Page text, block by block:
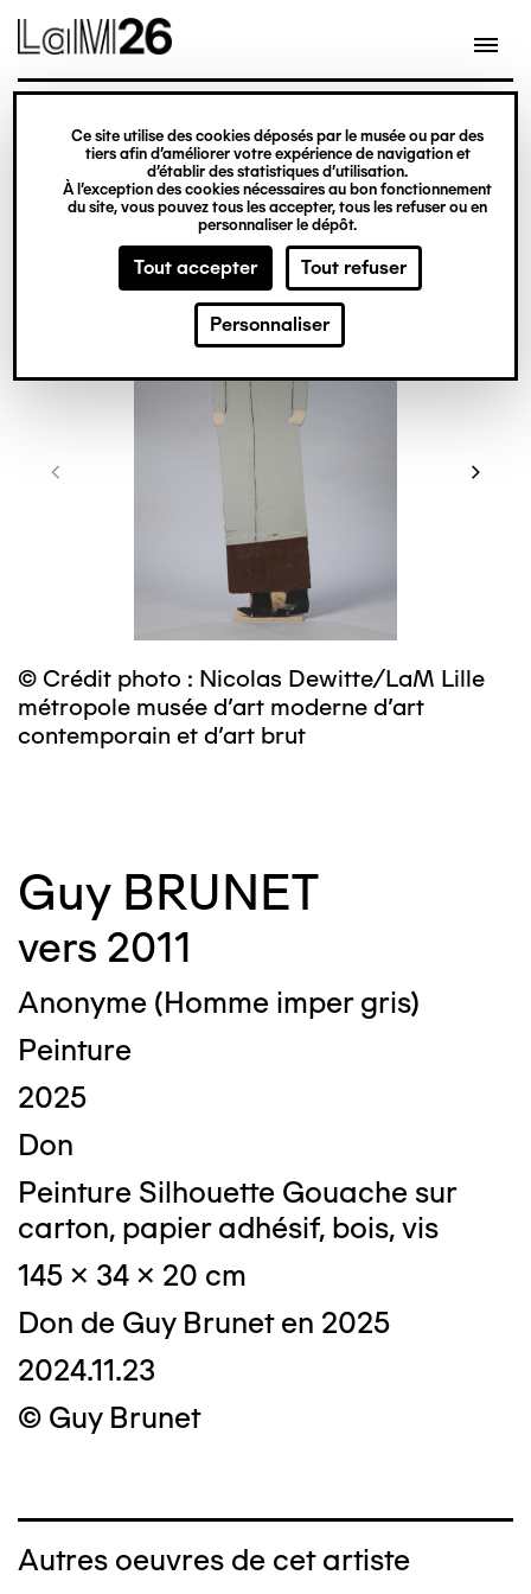
Gestion des cookies
Ce site utilise des cookies déposés par le musée ou par des
tiers afin d’améliorer votre expérience de navigation et
d’établir des statistiques d’utilisation.
À l’exception des cookies nécessaires au bon fonctionnement
du site, vous pouvez tous les accepter, tous les refuser ou en
personnaliser le dépôt.
Tout accepter Tout refuser
Personnaliser
contenu
© Crédit photo : Nicolas Dewitte/LaM Lille
métropole musée d’art moderne d’art
contemporain et d’art brut
Guy BRUNET
vers 2011
Anonyme (Homme imper gris)
Peinture
2025
Don
Peinture Silhouette Gouache sur
carton, papier adhésif, bois, vis
145 x 34 x 20 cm
Don de Guy Brunet en 2025
2024.11.23
© Guy Brunet
Autres oeuvres de cet artiste